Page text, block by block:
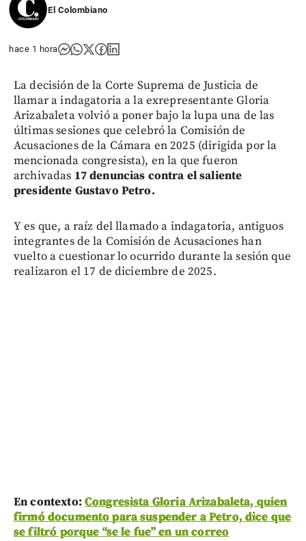
El Colombiano
hace 1 hora
La decisión de la Corte Suprema de Justicia de
llamar a indagatoria a la exrepresentante Gloria
Arizabaleta volvió a poner bajo la lupa una de las
últimas sesiones que celebró la Comisión de
Acusaciones de la Cámara en 2025 (dirigida por la
mencionada congresista), en la que fueron
archivadas 17 denuncias contra el saliente
presidente Gustavo Petro.
Y es que, a raíz del llamado a indagatoria, antiguos
integrantes de la Comisión de Acusaciones han
vuelto a cuestionar lo ocurrido durante la sesión que
realizaron el 17 de diciembre de 2025.
En contexto: Congresista Gloria Arizabaleta, quien
firmó documento para suspender a Petro, dice que
se filtró porque “se le fue” en un correo